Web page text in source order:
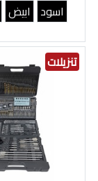
اسود ابيض
تنزيلات